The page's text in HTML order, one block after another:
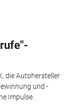
die Autohersteller
und -
Impulse.